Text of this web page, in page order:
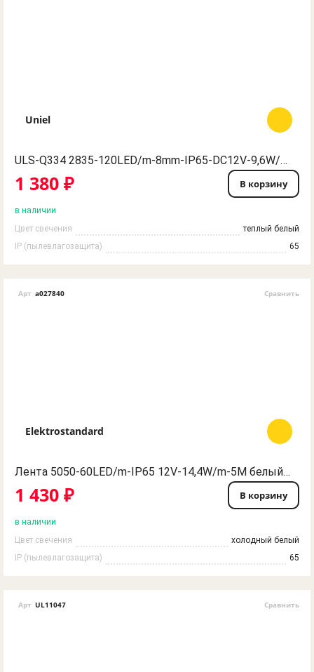
Uniel
ULS-Q334 2835-120LED/m-8mm-IP65-DC12V-9,6W/m-5M-WW Гибкая светодиодная герметичная лента на самоклеящейся основе. Катушка 5 м. в герметичной упаковке. Теплый белый свет. ТМ Volpe
1 380 ₽ В корзину
в наличии
Цвет свечения
теплый белый
IP (пылевлагозащита)
65
Арт a027840 Сравнить
Elektrostandard
Лента 5050-60LED/m-IP65 12V-14,4W/m-5M белый Elektrostandard
1 430 ₽ В корзину
в наличии
Цвет свечения
холодный белый
IP (пылевлагозащита)
65
Арт UL11047 Сравнить